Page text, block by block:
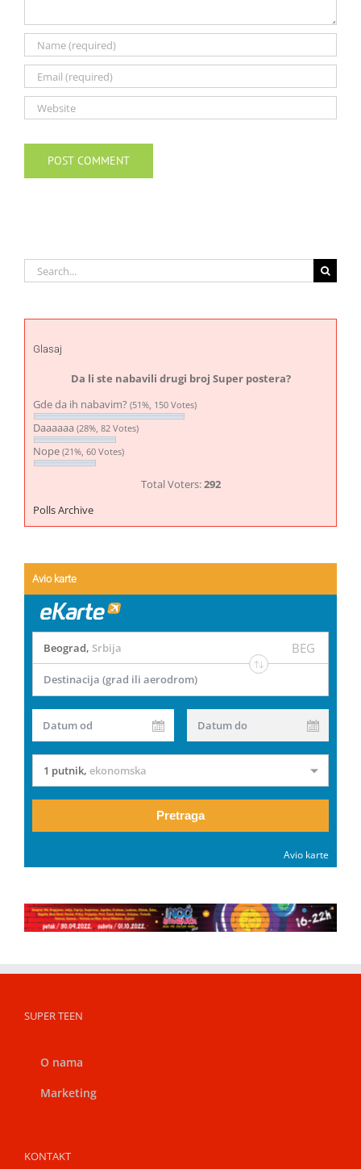
Search
for:
Glasaj
Da li ste nabavili drugi broj Super postera?
Gde da ih nabavim? (51%, 150 Votes)
Daaaaaa (28%, 82 Votes)
Nope (21%, 60 Votes)
Total Voters:292
Polls Archive
Avio karte
Beograd, Srbija BEG
Destinacija (grad ili aerodrom)
Datum od Datum do
1 putnik, ekonomska
Pretraga
Avio karte
SUPER TEEN
O nama
Marketing
KONTAKT